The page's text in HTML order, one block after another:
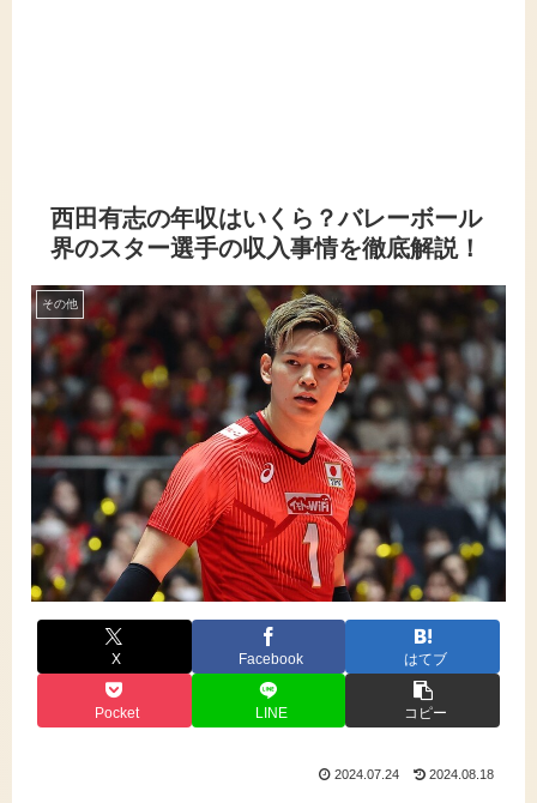
西田有志の年収はいくら？バレーボール
界のスター選手の収入事情を徹底解説！
その他
X Facebook はてブ
Pocket LINE コピー
2024.07.24 2024.08.18